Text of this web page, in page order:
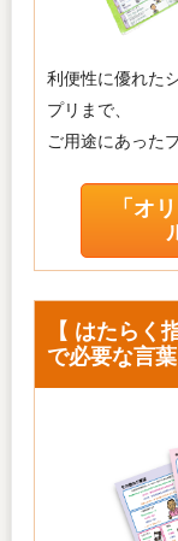
利便性に優れた
プリまで、
ご用途にあった
「オ
【 はたらく
で必要な言